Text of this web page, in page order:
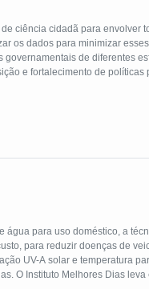
ciência cidadã para envolver
os dados para minimizar
de diferentes
e fortalecimento de políticas
mil usuários cadastrados.
água para uso doméstico, a
UV-A solar e temperatura
O Instituto Melhores Dias leva